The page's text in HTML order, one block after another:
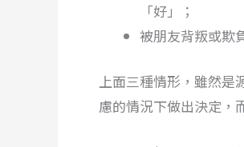
「好」；
被朋友背叛或欺
上面三種情形，雖然
慮的情況下做出決定，